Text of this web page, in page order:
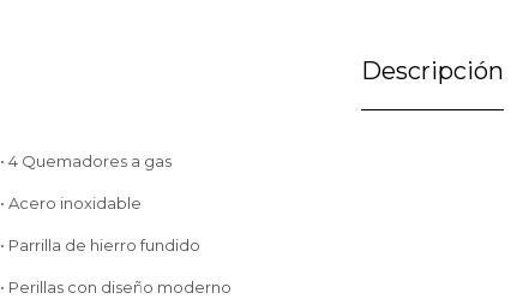
Descripción
• 4 Quemadores a gas
• Acero inoxidable
• Parrilla de hierro fundido
• Perillas con diseño moderno